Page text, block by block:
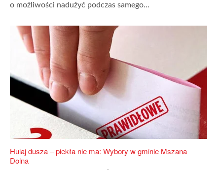
o możliwości nadużyć podczas samego...
Hulaj dusza – piekła nie ma: Wybory w gminie Mszana
Dolna